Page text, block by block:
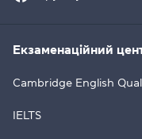
Екзаменаційний
Cambridge English
IELTS